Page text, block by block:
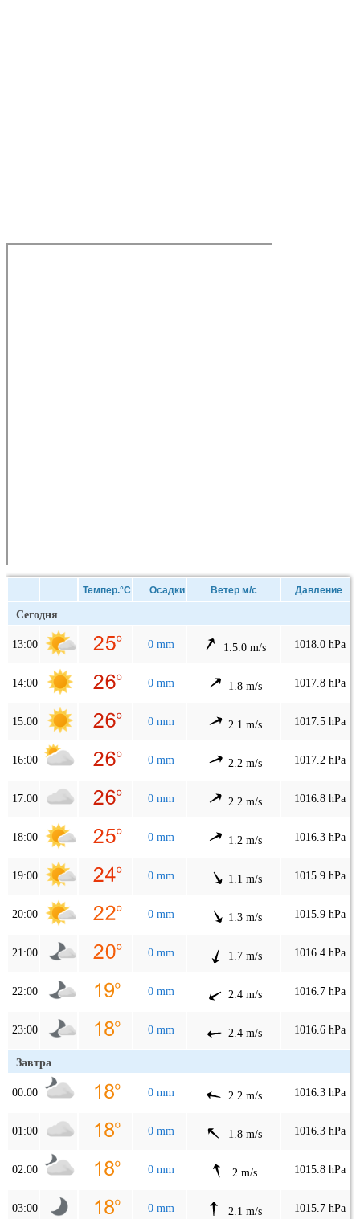
Темпер.°C Осадки Ветер м/с Давление
Сегодня
13:00 0 mm 1.5.0 m/s 1018.0 hPa
14:00 0 mm 1.8 m/s 1017.8 hPa
15:00 0 mm 2.1 m/s 1017.5 hPa
16:00 0 mm 2.2 m/s 1017.2 hPa
17:00 0 mm 2.2 m/s 1016.8 hPa
18:00 0 mm 1.2 m/s 1016.3 hPa
19:00 0 mm 1.1 m/s 1015.9 hPa
20:00 0 mm 1.3 m/s 1015.9 hPa
21:00 0 mm 1.7 m/s 1016.4 hPa
22:00 0 mm 2.4 m/s 1016.7 hPa
23:00 0 mm 2.4 m/s 1016.6 hPa
Завтра
00:00 0 mm 2.2 m/s 1016.3 hPa
01:00 0 mm 1.8 m/s 1016.3 hPa
02:00 0 mm 2 m/s 1015.8 hPa
03:00 0 mm 2.1 m/s 1015.7 hPa